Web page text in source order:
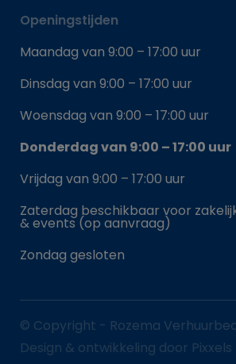
Openingstijden
Maandag van 9:00 – 17:00 uur
Dinsdag van 9:00 – 17:00 uur
Woensdag van 9:00 – 17:00 uur
Donderdag van 9:00 – 17:00 uur
Vrijdag van 9:00 – 17:00 uur
Zaterdag beschikbaar voor
& events (op aanvraag)
Zondag gesloten
© Copyright - Rozema
Design & ontwikkeling door Pixxels